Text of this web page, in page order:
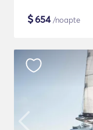
$654/noapte